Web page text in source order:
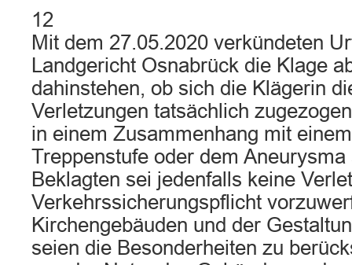
12
Mit dem 27.05.2020 verkündeten
Landgericht Osnabrück die Klage
dahinstehen, ob sich die Klägerin
Verletzungen tatsächlich
in einem Zusammenhang mit
Treppenstufe oder dem
Beklagten sei jedenfalls keine
Verkehrssicherungspflicht
Kirchengebäuden und der
seien die Besonderheiten zu